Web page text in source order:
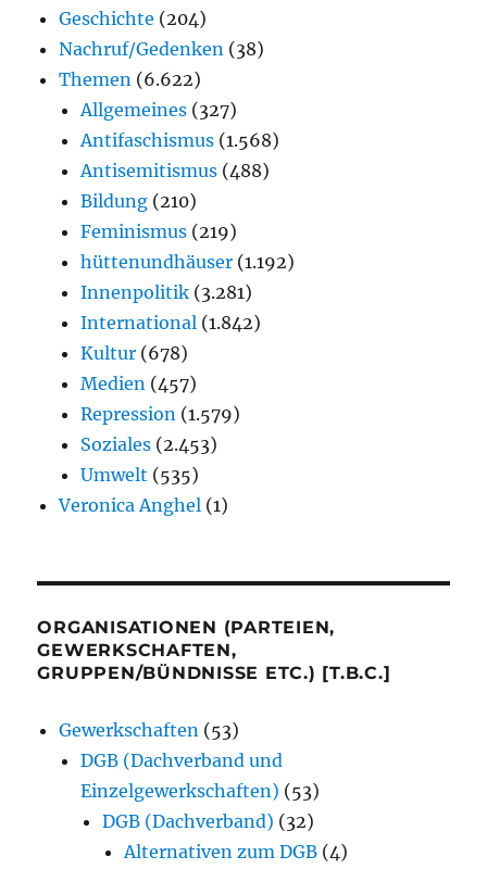
Geschichte (204)
Nachruf/Gedenken (38)
Themen (6.622)
Allgemeines (327)
Antifaschismus (1.568)
Antisemitismus (488)
Bildung (210)
Feminismus (219)
hüttenundhäuser (1.192)
Innenpolitik (3.281)
International (1.842)
Kultur (678)
Medien (457)
Repression (1.579)
Soziales (2.453)
Umwelt (535)
Veronica Anghel (1)
ORGANISATIONEN (PARTEIEN,
GEWERKSCHAFTEN,
GRUPPEN/BÜNDNISSE ETC.) [T.B.C.]
Gewerkschaften (53)
DGB (Dachverband und
Einzelgewerkschaften) (53)
DGB (Dachverband) (32)
Alternativen zum DGB (4)